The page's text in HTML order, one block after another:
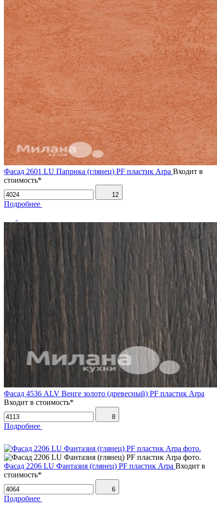
Фасад 2601 LU Паприка (глянец) PF пластик Arpa Входит в
стоимость*
12
Подробнее
Фасад 4536 ALV Венге золото (древесный) PF пластик Arpa
Входит в стоимость*
8
Подробнее
Фасад 2206 LU Фантазия (глянец) PF пластик Arpa Входит в
стоимость*
6
Подробнее